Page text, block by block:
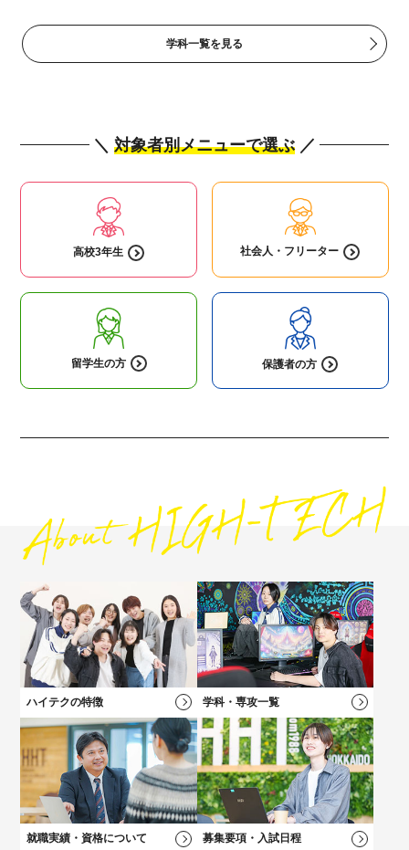
学科一覧を見る
＼ 対象者別メニューで選ぶ ／
高校3年生 社会人・ フリーター
留学生の方 保護者の方
高校3年生にオススメのコンテンツ
自分の「好き！」が見つかる！
好きなメニューを選べる★オープンキャンパス
募集要項・入試情報 学費について
社会人・フリーターの方にオススメの コンテンツ
キャリアチェンジをお考えの方にオススメの説明会！
学科一覧を見る 学費について
高校1・2年生にオススメの コンテンツ
高校2年生向けのイベントや最新情報、進路選びについてはこち
ら！
学科一覧を見る 学費について
保護者の方にオススメの コンテンツ
保護者の方向けのご案内、学費説明動画はコチラ
学科一覧を見る 学費について
ハイテクの特徴 学科・専攻一覧
就職実績・資格について 募集要項・入試日程